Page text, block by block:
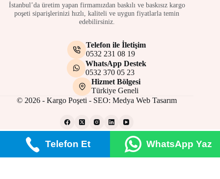
İstanbul’da üretim yapan firmamızdan baskılı ve baskısız kargo
poşeti siparişlerinizi hızlı, kaliteli ve uygun fiyatlarla temin
edebilirsiniz.
Telefon ile İletişim
0532 231 08 19
WhatsApp Destek
0532 370 05 23
Hizmet Bölgesi
Türkiye Geneli
© 2026 - Kargo Poşeti - SEO:Medya Web Tasarım
Gizlilik PolitikasıÇerez Politikası
Site Kullanım Şartları
Telefon Et WhatsApp Yaz